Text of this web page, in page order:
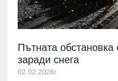
Пътната
заради снега
02.02.2026г.